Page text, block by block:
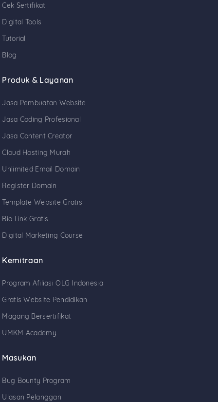
Cek Sertifikat
Digital Tools
Tutorial
Blog
Produk & Layanan
Jasa Pembuatan Website
Jasa Coding Profesional
Jasa Content Creator
Cloud Hosting Murah
Unlimited Email Domain
Register Domain
Template Website Gratis
Bio Link Gratis
Digital Marketing Course
Kemitraan
Program Afiliasi OLG Indonesia
Gratis Website Pendidikan
Magang Bersertifikat
UMKM Academy
Masukan
Bug Bounty Program
Ulasan Pelanggan